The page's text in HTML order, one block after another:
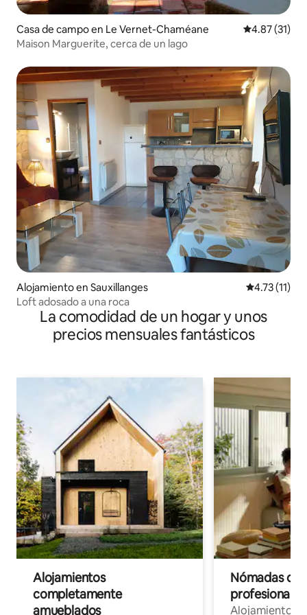
Casa de campo en Le Vernet-Chaméane Calificación
4.87 (31)
Maison Marguerite, cerca de un lago
Alojamiento en Sauxillanges Calificación
4.73 (11)
Loft adosado a una roca
La comodidad de un hogar y unos
precios mensuales fantásticos
Alojamientos
completamente
amueblados
Nómadas
Alojamientos